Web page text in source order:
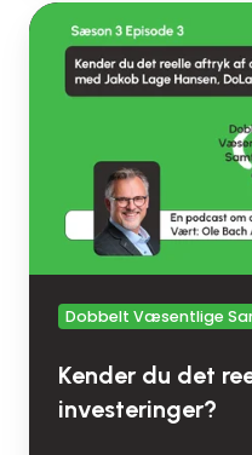
Kender
reelle
investeringer?
Dobbelt Væsentlige
Kender du det
investeringer?